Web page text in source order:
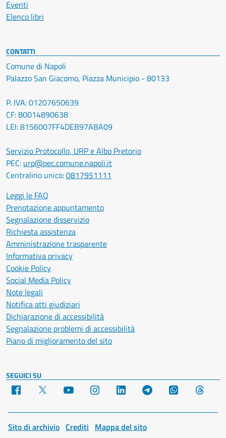
Eventi
Elenco libri
CONTATTI
Comune di Napoli
Palazzo San Giacomo, Piazza Municipio - 80133
P. IVA: 01207650639
CF: 80014890638
LEI: 8156007FF4DEB97ABA09
Servizio Protocollo, URP e Albo Pretorio
PEC: urp@pec.comune.napoli.it
Centralino unico:0817951111
Leggi le FAQ
Prenotazione appuntamento
Segnalazione disservizio
Richiesta assistenza
Amministrazione trasparente
Informativa privacy
Cookie Policy
Social Media Policy
Note legali
Notifica atti giudiziari
Dichiarazione di accessibilità
Segnalazione problemi di accessibilità
Piano di miglioramento del sito
SEGUICI SU
Facebook YouTube Instagram LinkedIn Telegram WhatsApp
Sito di archivio Crediti Mappa del sito